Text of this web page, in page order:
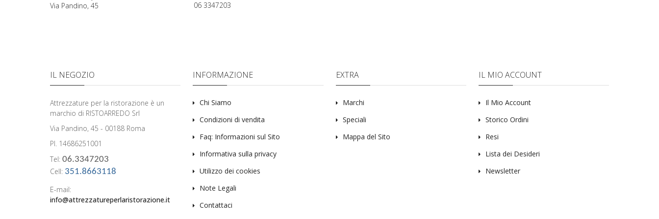
Via Pandino, 45
06 3347203
IL NEGOZIO
Attrezzature per la ristorazione è un
marchio di RISTOARREDO Srl
Via Pandino, 45 - 00188 Roma
PI. 14686251001
Tel: 06.3347203
Cell: 351.8663118
E-mail:
info@attrezzatureperlaristorazione.it
INFORMAZIONE
Chi Siamo
Condizioni di vendita
Faq: Informazioni sul Sito
Informativa sulla privacy
Utilizzo dei cookies
Note Legali
Contattaci
EXTRA
Marchi
Speciali
Mappa del Sito
IL MIO ACCOUNT
Il Mio Account
Storico Ordini
Resi
Lista dei Desideri
Newsletter